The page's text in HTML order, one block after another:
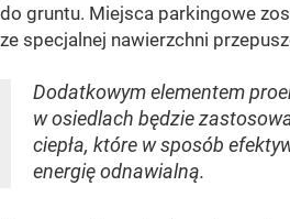
do gruntu. Miejsca parkingowe
ze specjalnej nawierzchni
Dodatkowym elementem
w osiedlach będzie
ciepła, które w sposób
energię odnawialną.